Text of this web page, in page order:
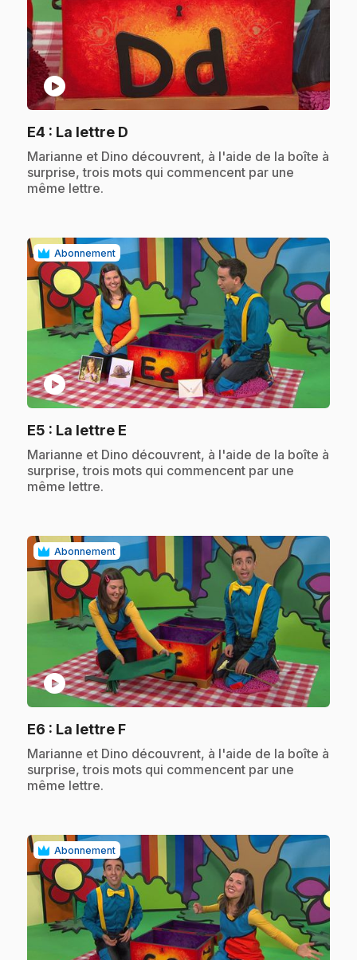
play_circle
E4 : La lettre D
.Marianne et Dino découvrent, à l'aide de la boîte à
surprise, trois mots qui commencent par une
même lettre.
Abonnement
play_circle
E5 : La lettre E
.Marianne et Dino découvrent, à l'aide de la boîte à
surprise, trois mots qui commencent par une
même lettre.
Abonnement
play_circle
E6 : La lettre F.
.Marianne et Dino découvrent, à l'aide de la boîte à
surprise, trois mots qui commencent par une
même lettre.
Abonnement